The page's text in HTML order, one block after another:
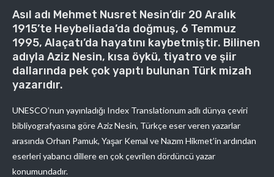
Asıl adı Mehmet Nusret Nesin’dir 20 Aralık
1915’te Heybeliada’da doğmuş, 6 Temmuz
1995, Alaçatı’da hayatını kaybetmiştir. Bilinen
adıyla Aziz Nesin, kısa öykü, tiyatro ve şiir
dallarında pek çok yapıtı bulunan Türk mizah
yazarıdır.
UNESCO’nun yayınladığı Index Translationum adlı dünya çeviri
bibliyografyasına göre Aziz Nesin, Türkçe eser veren yazarlar
arasında Orhan Pamuk, Yaşar Kemal ve Nazım Hikmet’in ardından
eserleri yabancı dillere en çok çevrilen dördüncü yazar
konumundadır.